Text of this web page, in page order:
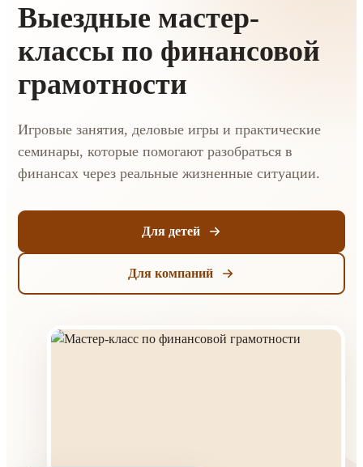
Выездные мастер-
классы по финансовой
грамотности
Игровые занятия, деловые игры и практические
семинары, которые помогают разобраться в
финансах через реальные жизненные ситуации.
Для детей
Для компаний